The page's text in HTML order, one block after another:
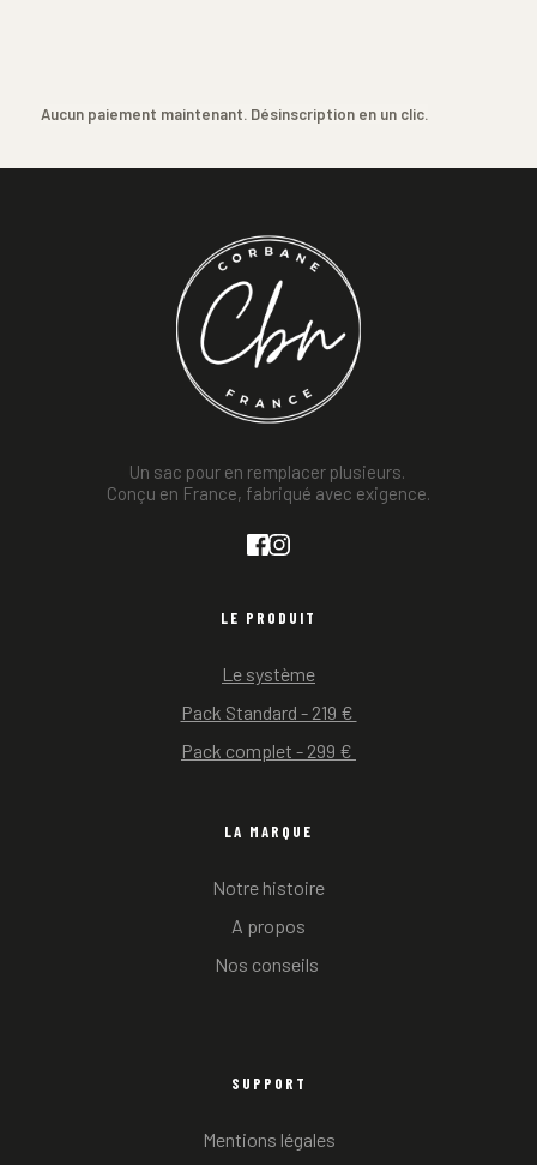
Aucun paiement maintenant. Désinscription en un clic.
Un sac pour en remplacer plusieurs.
Conçu en France, fabriqué avec exigence.
LE PRODUIT
Le système
Pack Standard - 219 €
Pack complet - 299 €
LA MARQUE
Notre histoire
A propos
Nos conseils
SUPPORT
Mentions légales